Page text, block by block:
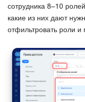
сотрудника 8–10
какие из них дают
отфильтровать роли и